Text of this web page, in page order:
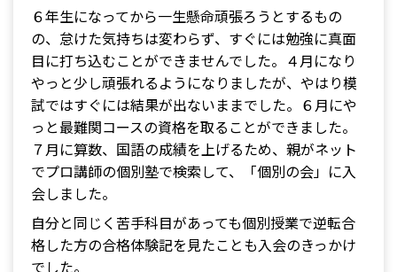
６年生になってから一生懸命頑張ろうとするもの
の、怠けた気持ちは変わらず、すぐには勉強に真面
目に打ち込むことができませんでした。４月になり
やっと少し頑張れるようになりましたが、やはり模
試ではすぐには結果が出ないままでした。６月にや
っと最難関コースの資格を取ることができました。
７月に算数、国語の成績を上げるため、親がネット
でプロ講師の個別塾で検索して、「個別の会」に入
会しました。
自分と同じく苦手科目があっても個別授業で逆転合
格した方の合格体験記を見たことも入会のきっかけ
でした。